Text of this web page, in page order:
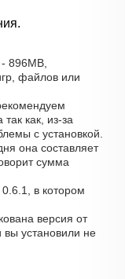
896MB,
файлов или
как, из-за
с установкой.
она составляет
сумма
в котором
версия от
вы установили не